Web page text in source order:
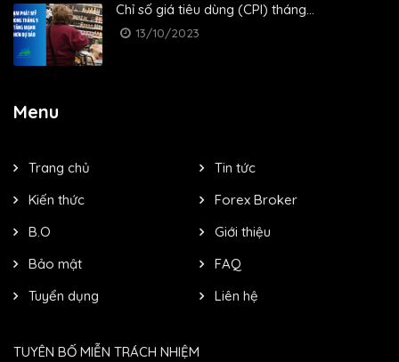
Chỉ số giá tiêu dùng (CPI) tháng...
13/10/2023
Menu
Trang chủ
Tin tức
Kiến thức
Forex Broker
B.O
Giới thiệu
Bảo mật
FAQ
Tuyển dụng
Liên hệ
TUYÊN BỐ MIỄN TRÁCH NHIỆM